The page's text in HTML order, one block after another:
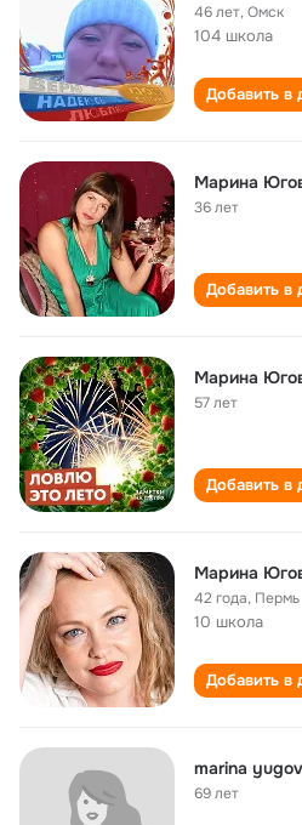
46 лет,Омск
104 школа
Добавить в
Марина
36 лет
Добавить в
Марина
57 лет
Добавить в
Марина
42 года, Пермь
10 школа
Добавить в
marina
69 лет